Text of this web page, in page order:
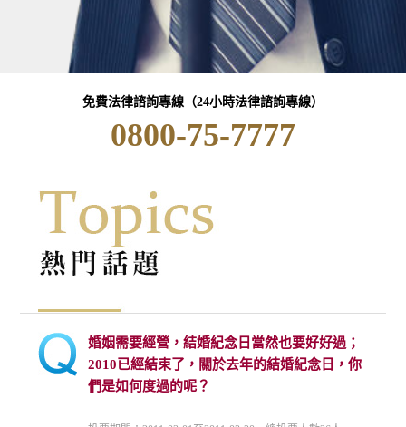
免費法律諮詢專線（24小時法律諮詢專線）
0800-75-7777
婚姻需要經營，結婚紀念日當然也要好好過；
2010已經結束了，關於去年的結婚紀念日，你
們是如何度過的呢？